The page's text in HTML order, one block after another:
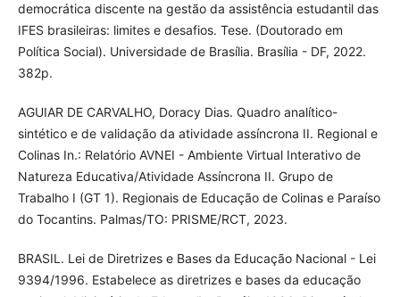
democrática discente na gestão da assistência estudantil das
IFES brasileiras: limites e desafios. Tese. (Doutorado em
Política Social). Universidade de Brasília. Brasília - DF, 2022.
382p.
AGUIAR DE CARVALHO, Doracy Dias. Quadro analítico-
sintético e de validação da atividade assíncrona II. Regional e
Colinas In.: Relatório AVNEI - Ambiente Virtual Interativo de
Natureza Educativa/Atividade Assíncrona II. Grupo de
Trabalho I (GT 1). Regionais de Educação de Colinas e Paraíso
do Tocantins. Palmas/TO: PRISME/RCT, 2023.
BRASIL. Lei de Diretrizes e Bases da Educação Nacional - Lei
9394/1996. Estabelece as diretrizes e bases da educação